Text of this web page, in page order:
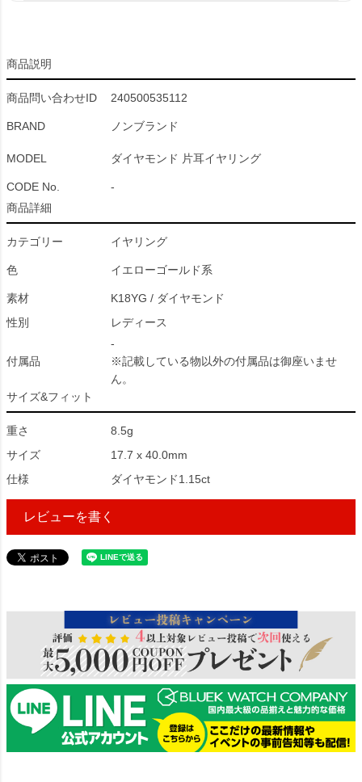
商品説明
商品問い合わせID 240500535112
BRAND ノンブランド
MODEL ダイヤモンド 片耳イヤリング
CODE No.
-
商品詳細
カテゴリー イヤリング
色 イエローゴールド系
素材
K18YG / ダイヤモンド
性別
レディース
付属品
-
※記載している物以外の付属品は御座いませ
ん。
サイズ&フィット
重さ
8.5g
サイズ
17.7 x 40.0mm
仕様
ダイヤモンド1.15ct
レビューを書く